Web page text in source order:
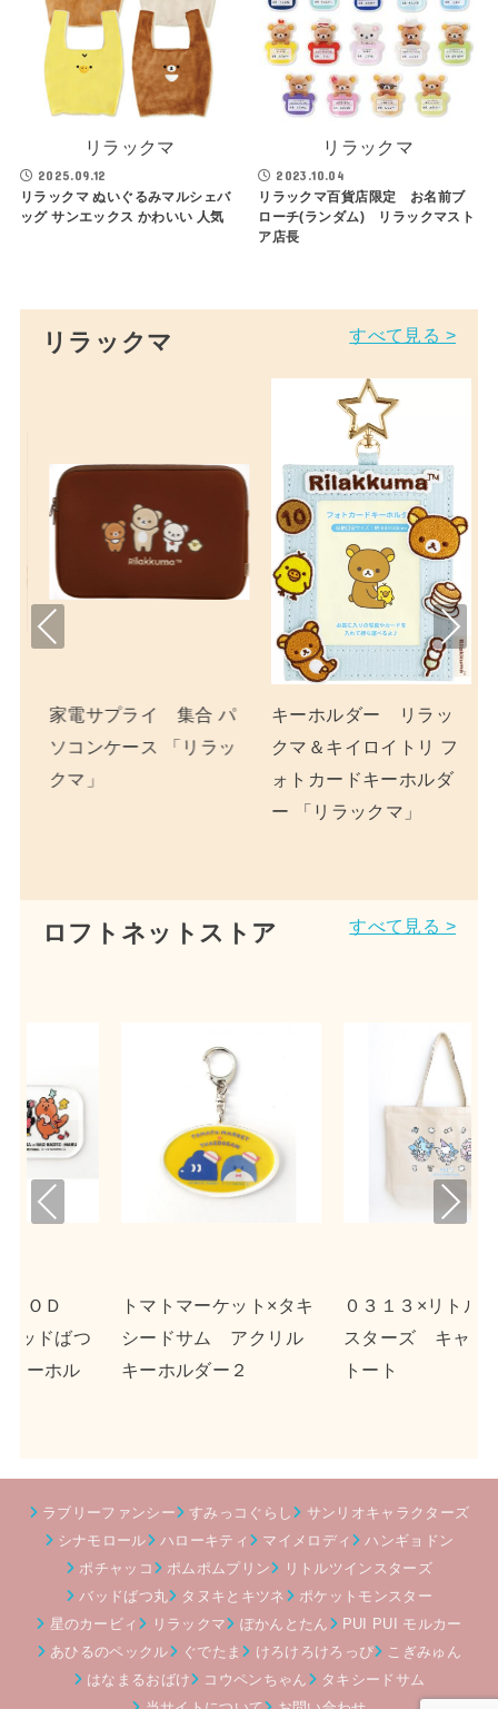
リラックマ
2025.09.12
リラックマ ぬいぐるみマルシェバ
ッグ サンエックス かわいい 人気
リラックマ
2023.10.04
リラックマ百貨店限定 お名前ブ
ローチ(ランダム) リラックマスト
ア店長
リラックマ すべて見る >
キーホルダー リラッ
クマ＆キイロイトリ フ
ォトカードキーホルダ
コリラックマ ネイルチ
ップ 「リラックマ」
Pre
Nex
t
ロフトネットストア すべて見る >
×タキ
リル
０３１３×リトルツイン
スターズ キャンバス
トート
ｎｓｎ×ポチャッコ
クリルキーホルダー２
Pre
Nex
ラブリーファンシー すみっコぐらし
サンリオキャラクターズ
シナモロール
ハローキティ マイメロディ
ハンギョドン
ポチャッコ
ポムポムプリン
リトルツインスターズ
バッドばつ丸
タヌキとキツネ
ポケットモンスター
星のカービィ
リラックマ ぽかんとたん
PUI PUI モルカー
あひるのペックル
ぐでたま けろけろけろっぴ
こぎみゅん
はなまるおばけ
コウペンちゃん
タキシードサム